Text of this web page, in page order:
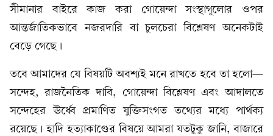
সীমানার বাইরে কাজ করা গোয়েন্দা সংস্থাগুলোর ওপর
আন্তর্জাতিকভাবে নজরদারি বা চুলচেরা বিশ্লেষণ অনেকটাই
বেড়ে গেছে।
তবে আমাদের যে বিষয়টি অবশ্যই মনে রাখতে হবে তা হলো—
সন্দেহ, রাজনৈতিক দাবি, গোয়েন্দা বিশ্লেষণ এবং আদালতে
সন্দেহের ঊর্ধ্বে প্রমাণিত যুক্তিসংগত তথ্যের মধ্যে পার্থক্য
রয়েছে। হাদি হত্যাকাণ্ডের বিষয়ে আমরা যতটুকু জানি, বাজারে